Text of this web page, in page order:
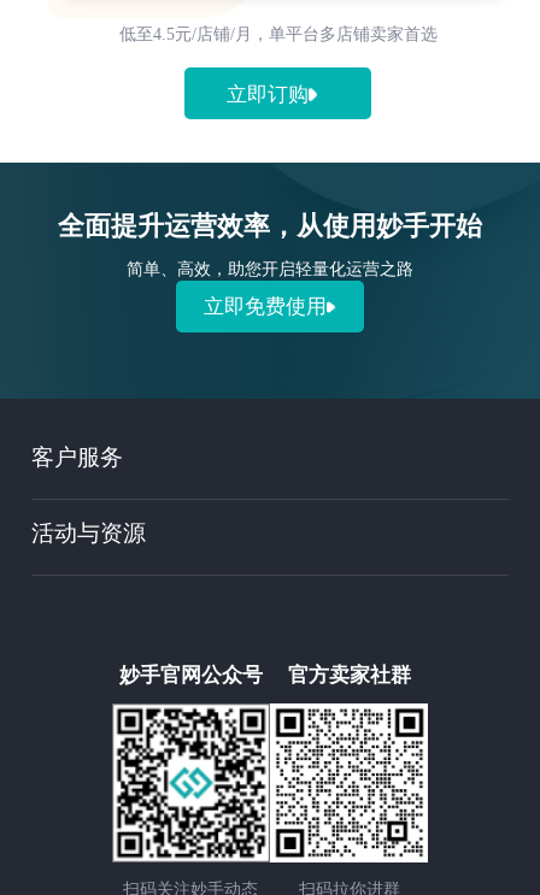
低至4.5元/店铺/月，单平台多店铺卖家首选
立即订购
全面提升运营效率，从使用妙手开始
简单、高效，助您开启轻量化运营之路
立即免费使用
客户服务
活动与资源
妙手官网公众号
扫码关注妙手动态
官方卖家社群
扫码拉你进群